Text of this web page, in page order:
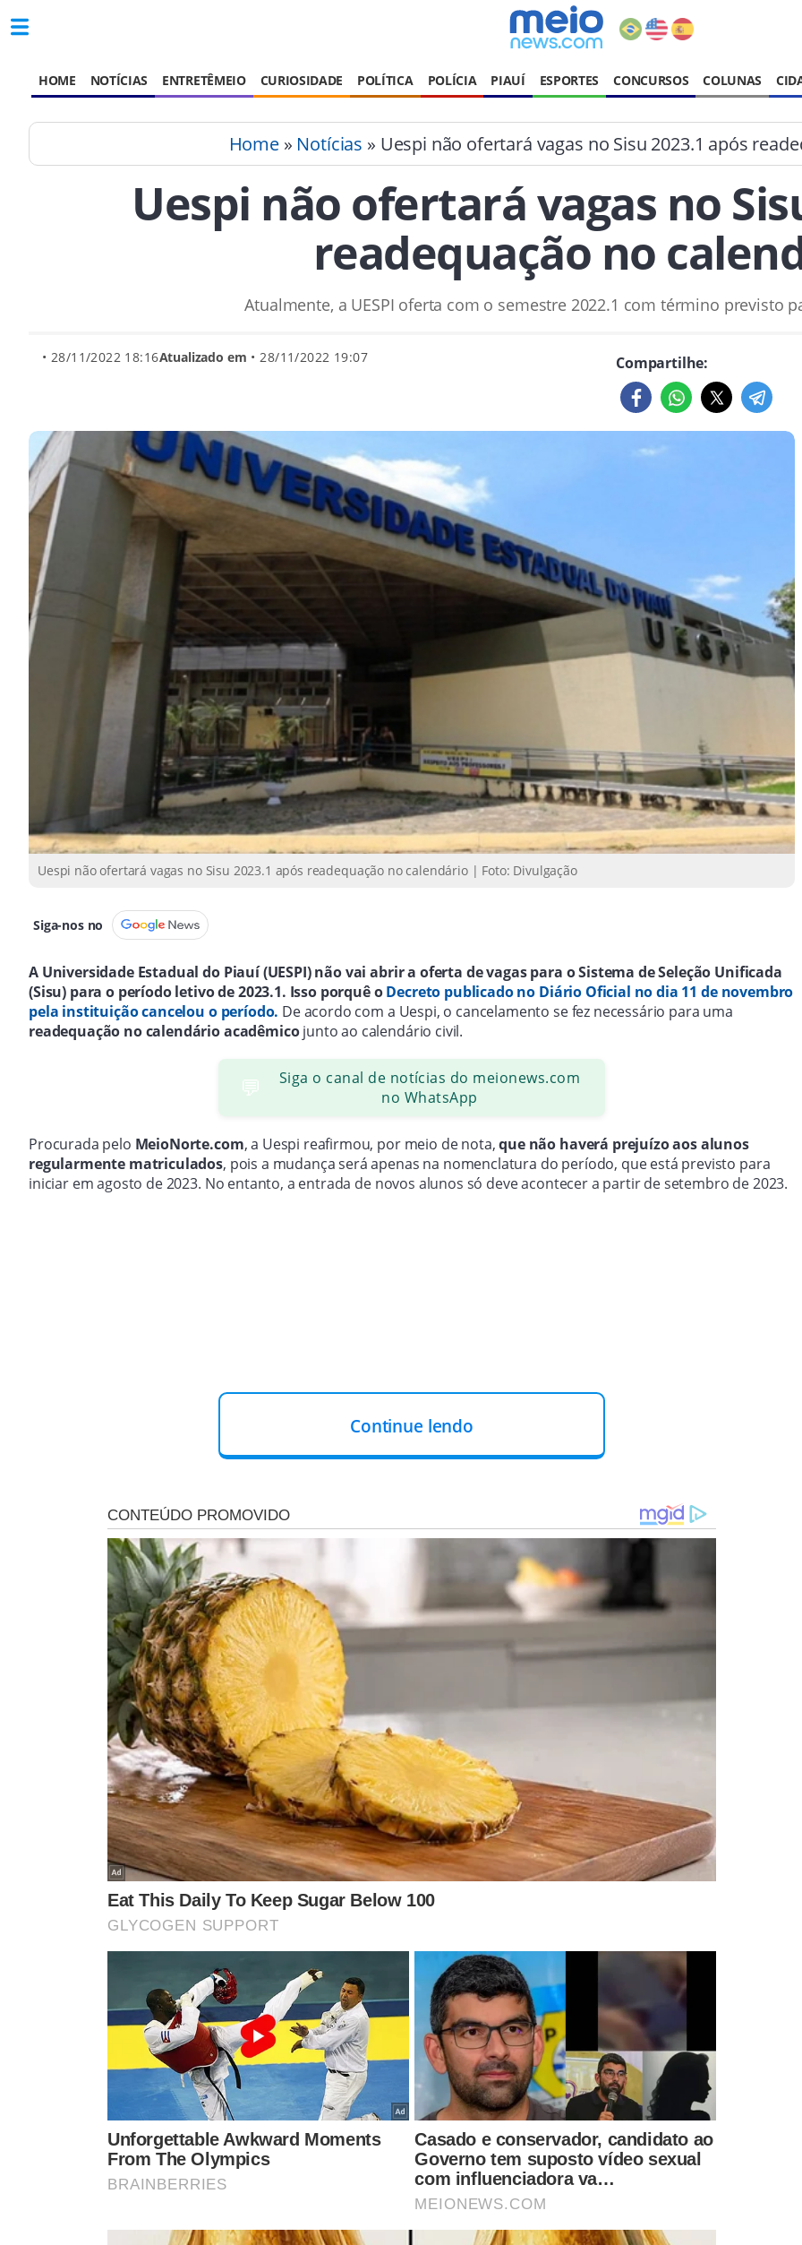
HOME NOTÍCIAS ENTRETÊMEIO CURIOSIDADE POLÍTICA POLÍCIA PIAUÍ ESPORTES CONCURSOS COLUNAS
Home» Notícias » Uespi não ofertará vagas no Sisu 2023.1 após
Uespi não ofertará vagas no
readequação no
Atualmente, a UESPI oferta com o semestre 2022.1 com término previsto
• 28/11/2022 18:16Atualizado em • 28/11/2022 19:07 Compartilhe:
Uespi não ofertará vagas no Sisu 2023.1 após readequação no calendário | Foto: Divulgação
Siga-nos no
A Universidade Estadual do Piauí (UESPI) não vai abrir a oferta de vagas para o Sistema de Seleção Unificada
(Sisu) para o período letivo de 2023.1. Isso porquê oDecreto publicado no Diário Oficial no dia 11 de novembro
pela instituição cancelou o período. De acordo com a Uespi, o cancelamento se fez necessário para uma
readequação no calendário acadêmicojunto ao calendário civil.
💬
Siga o canal de notícias do meionews.com
no WhatsApp
Procurada pelo MeioNorte.com, a Uespi reafirmou, por meio de nota,que não haverá prejuízo aos alunos
regularmente matriculados, pois a mudança será apenas na nomenclatura do período, que está previsto para
iniciar em agosto de 2023. No entanto, a entrada de novos alunos só deve acontecer a partir de setembro de 2023.
Uespi não ofertará vagas no Sisu 2023.1 após readequação no calendário
De acordo com a Universidade, os alunos que fizerem o Enem poderão se inscrever normalmente no período
2023.2. "O 2° semestre só abre para adesão no próximo ano. O primeiro foi cancelado. Ele iria começar em outubro
de 2023. Em 2024.1, voltamos a ofertar vagas tanto para o 1° quanto para o 2° semestre" , informou.
Atualmente, a UESPI oferta com o semestre 2022.1 com término previsto para fevereiro de 2023. Isso representa
um atraso de 8 meses, em função do grave momento da pandemia vivido em 2020,
atividades de ensino em todo o País, gerando semestres não ajustados ao ano civil.
A proposta aprovada, somente altera o nome do semestre, mas todas as atividades acadêmicas permanecerão
inalteradas, não havendo prejuízo na formação dos discentes. Ou seja,os alunos matriculados num dado
período estarão matriculados nas disciplinas previstas em seus currículos do período seguinte.
A administração diz ainda que, a atual situação na qual alunos esperam 6 meses após a matrícula institucional para
iniciar o efetivo período, tem provocado evasão quando da segunda chamada de outras instituições, além de
transtornos a alunos e professores terem o período de férias ocupado com atividades acadêmicas.
Continue lendo